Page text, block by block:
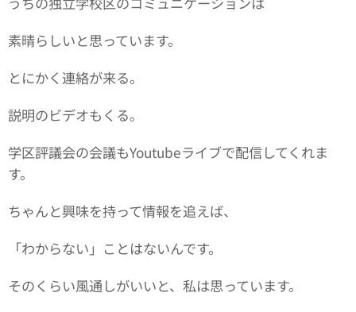
素晴らしいと思っています。
とにかく連絡が来る。
説明のビデオもくる。
学区評議会の会議もYoutubeライブで配信してくれま
す。
ちゃんと興味を持って情報を追えば、
「わからない」ことはないんです。
そのくらい風通しがいいと、私は思っています。